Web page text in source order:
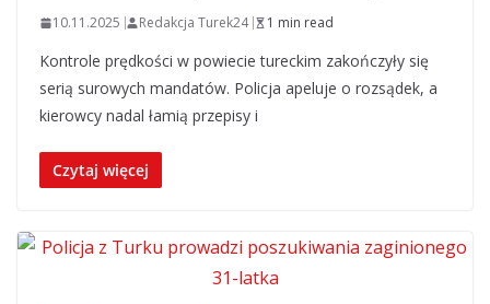
10.11.2025 Redakcja Turek24 1 min read
Kontrole prędkości w powiecie tureckim zakończyły się
serią surowych mandatów. Policja apeluje o rozsądek, a
kierowcy nadal łamią przepisy i
Czytaj więcej